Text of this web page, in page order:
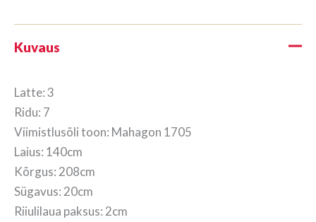
Kuvaus
Latte: 3
Ridu: 7
Viimistlusõli toon: Mahagon 1705
Laius: 140cm
Kõrgus: 208cm
Sügavus: 20cm
Riiulilaua paksus: 2cm